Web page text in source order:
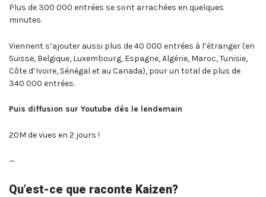
Plus de 300 000 entrées se sont arrachées en quelques
minutes.
Viennent s’ajouter aussi plus de 40 000 entrées à l’étranger (en
Suisse, Belgique, Luxembourg, Espagne, Algérie, Maroc, Tunisie,
Côte d’Ivoire, Sénégal et au Canada), pour un total de plus de
340 000 entrées.
Puis diffusion sur Youtube dés le lendemain
20M de vues en 2 jours !
—
Qu’est-ce que raconte Kaizen?